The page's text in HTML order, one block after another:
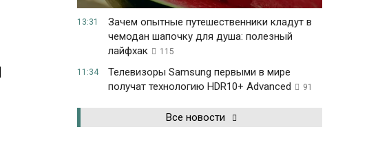
13:31
Зачем опытные путешественники кладут в
чемодан шапочку для душа: полезный
лайфхак
115
11:34
Телевизоры Samsung первыми в мире
получат технологию HDR10+ Advanced
91
Все новости